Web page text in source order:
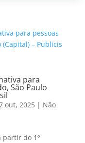
para
São Paulo
out, 2025| Não
partir do 1º